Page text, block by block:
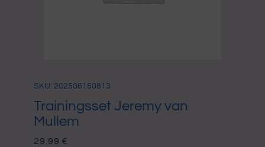
SKU: 202506150813
Trainingsset Jeremy van
Mullem
29.99 €